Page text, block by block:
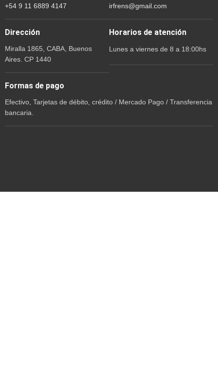
+54 9 11 6889 4147 irfrens@gmail.com
Dirección
Miralla 1865, CABA, Buenos
Aires. CP 1440
Horarios de atención
Lunes a viernes de 8 a 18:00hs
Formas de pago
Efectivo, Tarjetas de débito, crédito / Mercado Pago / Transferencia
bancaria.